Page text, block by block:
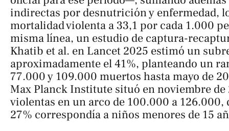
indirectas por desnutrición y enfermedad,
mortalidad violenta a 33,1 por cada 1.000
misma línea, un estudio de captura-
Khatib et al. en Lancet 2025 estimó un
aproximadamente el 41%, planteando un
77.000 y 109.000 muertos hasta mayo de
Max Planck Institute situó en noviembre de
violentas en un arco de 100.000 a 126.000,
27% correspondía a niños menores de 15